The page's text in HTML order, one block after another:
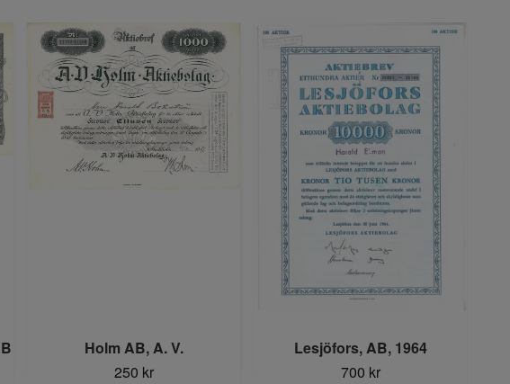
Holm AB, A. V.
250 kr
Lesjöfors, AB, 1964
700 kr